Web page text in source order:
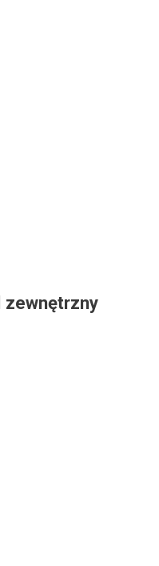
zewnętrzny